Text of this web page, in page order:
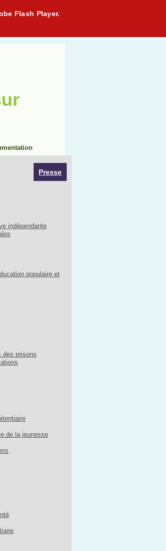
Flash Player.
Presse
indépendante
populaire et
des prisons
de la jeunesse